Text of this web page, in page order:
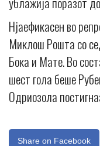
Нјаефикасен во
Миклош Рошта со
Бока и Мате. Во
шест гола беше
Одриозола
Share on Facebook